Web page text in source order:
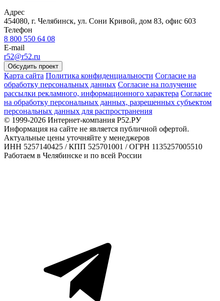
Адрес
454080, г. Челябинск, ул. Сони Кривой, дом 83, офис 603
Телефон
8 800 550 64 08
E-mail
r52@r52.ru
Обсудить проект
Карта сайта Политика конфиденциальности Согласие на
обработку персональных данных Согласие на получение
рассылки рекламного, информационного характера Согласие
на обработку персональных данных, разрешенных субъектом
персональных данных для распространения
© 1999-2026 Интернет-компания Р52.РУ
Информация на сайте не является публичной офертой.
Актуальные цены уточняйте у менеджеров
ИНН 5257140425 / КПП 525701001 / ОГРН 1135257005510
Работаем в Челябинске и по всей России